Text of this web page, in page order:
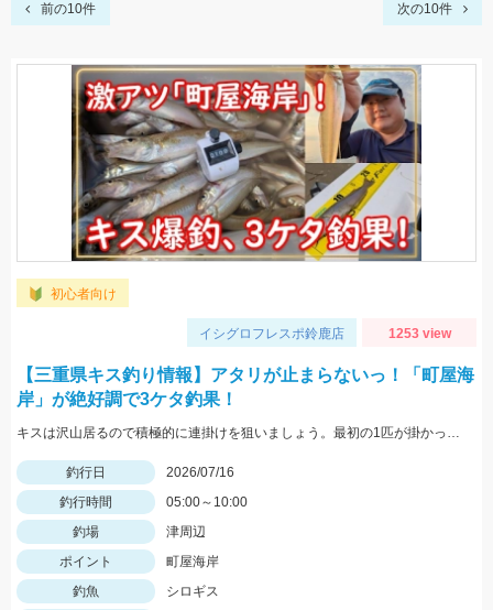
前の10件 次の10件
初心者向け
イシグロフレスポ鈴鹿店 1253 view
【三重県キス釣り情報】アタリが止まらないっ！「町屋海
岸」が絶好調で3ケタ釣果！
キスは沢山居るので積極的に連掛けを狙いましょう。最初の1匹が掛かった後、仕掛けをサビく速度をしっかり落とすと追い喰いを狙えます。針に長時間刺したままのふやけた餌は非常に喰いが悪いです。2～3投 投げた後でも針に残った餌は惜しまずに付け直しましょう。
釣行日
2026/07/16
釣行時間
05:00～10:00
釣場
津周辺
ポイント
町屋海岸
釣魚
シロギス